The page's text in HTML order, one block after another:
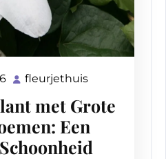
10
2026
fleurjethuis
met Grote
Een